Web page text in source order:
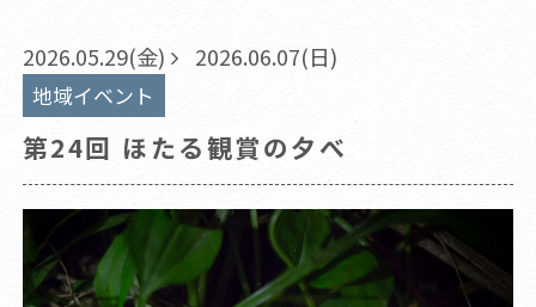
2026.05.29(金) 2026.06.07(日)
地域イベント
第24回 ほたる観賞の夕べ